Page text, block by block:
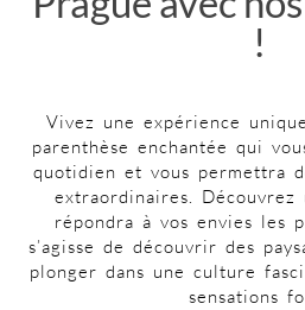
!
Vivez une expérience
parenthèse enchantée qui
quotidien et vous permettra
extraordinaires.
répondra à vos envies les
s’agisse de découvrir des
plonger dans une culture
sensations